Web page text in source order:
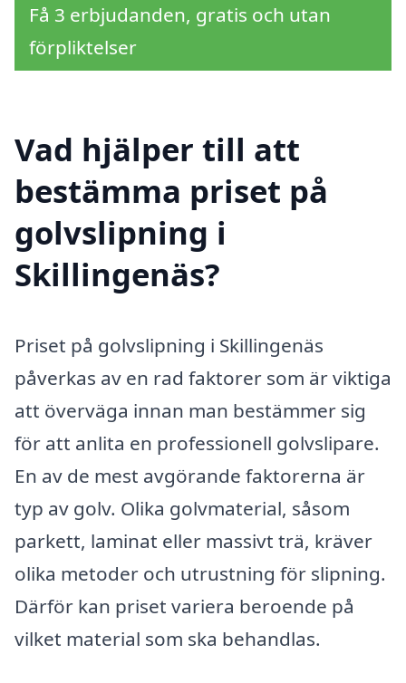
Få 3 erbjudanden, gratis och utan
förpliktelser
Vad hjälper till att
bestämma priset på
golvslipning i
Skillingenäs?
Priset på golvslipning i Skillingenäs
påverkas av en rad faktorer som är viktiga
att överväga innan man bestämmer sig
för att anlita en professionell golvslipare.
En av de mest avgörande faktorerna är
typ av golv. Olika golvmaterial, såsom
parkett, laminat eller massivt trä, kräver
olika metoder och utrustning för slipning.
Därför kan priset variera beroende på
vilket material som ska behandlas.